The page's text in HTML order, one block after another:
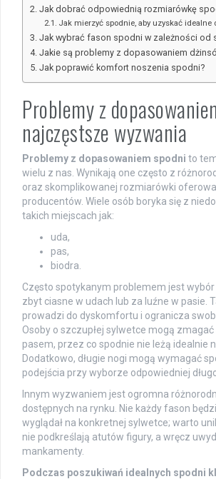
Jak dobrać odpowiednią rozmiarówkę
Jak mierzyć spodnie, aby uzyskać idealne
Jak wybrać fason spodni w zależności od
Jakie są problemy z dopasowaniem
Jak poprawić komfort noszenia spodni?
Problemy z
najczęstsze wyzwania
Problemy z dopasowaniem spodni to
wielu z nas. Wynikają one często z
oraz skomplikowanej rozmiarówki
producentów. Wiele osób boryka się z
takich miejscach jak:
uda,
pas,
biodra.
Często spotykanym problemem jest wybór
zbyt ciasne w udach lub za luźne w pasie.
prowadzi do dyskomfortu i ogranicza
Osoby o szczupłej sylwetce mogą
pasem, przez co spodnie nie leżą idealnie
Dodatkowo, długie nogi mogą wymagać
podejścia przy wyborze odpowiedniej
Innym wyzwaniem jest ogromna
dostępnych na rynku. Nie każdy fason
wyglądał na konkretnej sylwetce; warto
nie podkreślają atutów figury, a wręcz
mankamenty.
Podczas poszukiwań idealnych spodni